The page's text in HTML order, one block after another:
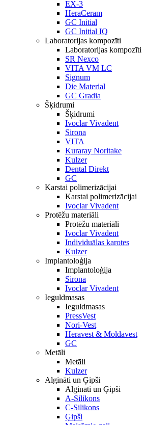
EX-3
HeraCeram
GC Initial
GC Initial IQ
Laboratorijas kompozīti
Laboratorijas kompozīti
SR Nexco
VITA VM LC
Signum
Die Material
GC Gradia
Šķidrumi
Šķidrumi
Ivoclar Vivadent
Sirona
VITA
Kuraray Noritake
Kulzer
Dental Direkt
GC
Karstai polimerizācijai
Karstai polimerizācijai
Ivoclar Vivadent
Protēžu materiāli
Protēžu materiāli
Ivoclar Vivadent
Individuālas karotes
Kulzer
Implantoloģija
Implantoloģija
Sirona
Ivoclar Vivadent
Ieguldmasas
Ieguldmasas
PressVest
Nori-Vest
Heravest & Moldavest
GC
Metāli
Metāli
Kulzer
Algināti un Ģipši
Algināti un Ģipši
A-Silikons
C-Silikons
Ģipši